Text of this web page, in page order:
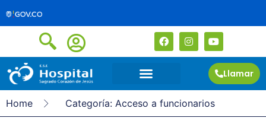
Llamar
Home Categoría: Acceso a funcionarios